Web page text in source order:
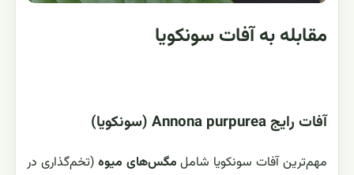
مقابله به آفات سونکویا
آفات رایج Annona purpurea (سونکویا)
مهم‌ترین آفات سونکویا شامل مگس‌های میوه (تخم‌گذاری در